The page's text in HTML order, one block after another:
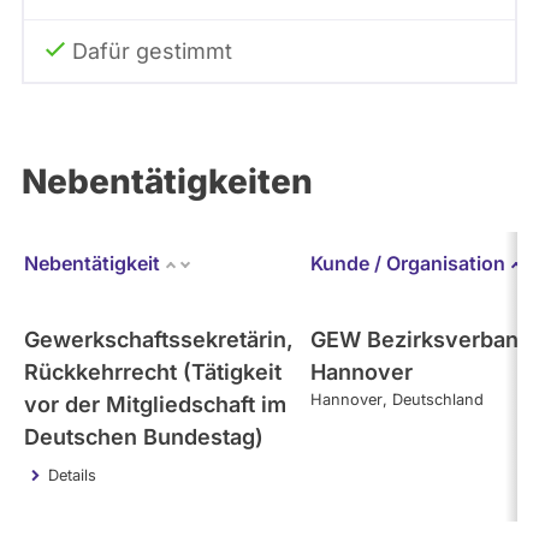
Dafür gestimmt
Nebentätigkeiten
Nebentätigkeit Kunde / Organisation
Gewerkschaftssekretärin,
Rückkehrrecht (Tätigkeit
vor der Mitgliedschaft im
Deutschen Bundestag)
Details
GEW Bezirksverband
Hannover
Hannover Deutschland